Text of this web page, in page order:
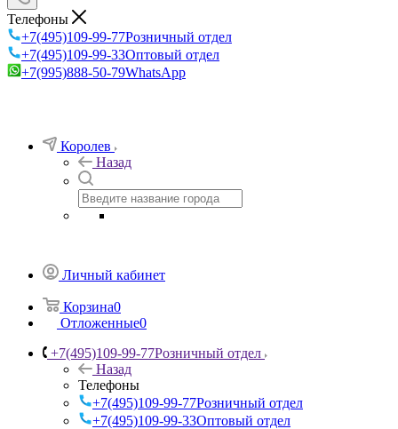
Телефоны
+7(495)109-99-77Розничный отдел
+7(495)109-99-33Оптовый отдел
+7(995)888-50-79WhatsApp
Королев
Назад
Личный кабинет
Корзина0
Отложенные0
+7(495)109-99-77Розничный отдел
Назад
Телефоны
+7(495)109-99-77Розничный отдел
+7(495)109-99-33Оптовый отдел